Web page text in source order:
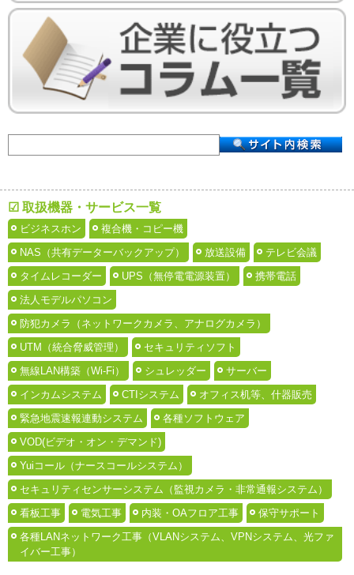
☑ 取扱機器・サービス一覧
ビジネスホン
複合機・コピー機
NAS（共有データーバックアップ）
放送設備
テレビ会議
タイムレコーダー
UPS（無停電電源装置）
携帯電話
法人モデルパソコン
防犯カメラ（ネットワークカメラ、アナログカメラ）
UTM（統合脅威管理）
セキュリティソフト
無線LAN構築（Wi-Fi）
シュレッダー
サーバー
インカムシステム
CTIシステム
オフィス机等、什器販売
緊急地震速報連動システム
各種ソフトウェア
VOD(ビデオ・オン・デマンド)
Yuiコール（ナースコールシステム）
セキュリティセンサーシステム（監視カメラ・非常通報システム）
看板工事
電気工事 内装・OAフロア工事
保守サポート
各種LANネットワーク工事（VLANシステム、VPNシステム、光ファ
イバー工事）